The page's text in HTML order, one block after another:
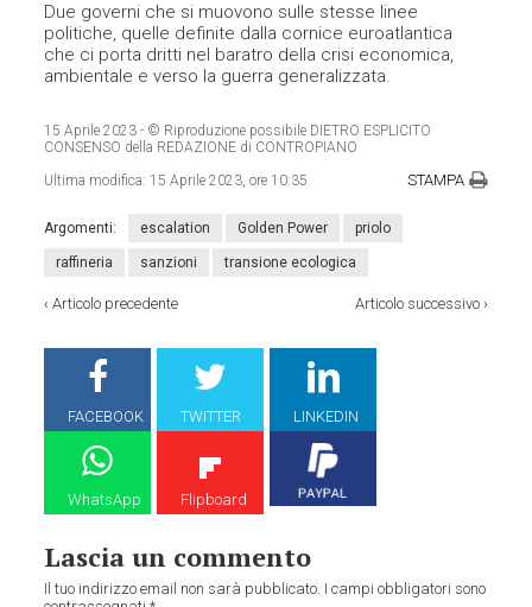
Due governi che si muovono sulle stesse linee
politiche, quelle definite dalla cornice euroatlantica
che ci porta dritti nel baratro della crisi economica,
ambientale e verso la guerra generalizzata.
15 Aprile 2023 - © Riproduzione possibile DIETRO ESPLICITO
CONSENSO della REDAZIONE di CONTROPIANO
Ultima modifica: 15 Aprile 2023, ore 10:35 STAMPA
Argomenti: escalation Golden Power priolo
raffineria sanzioni transione ecologica
‹Articolo precedente Articolo successivo›
FACEBOOK TWITTER LINKEDIN
WhatsApp Flipboard
Lascia un commento
Il tuo indirizzo email non sarà pubblicato. I campi obbligatori sono